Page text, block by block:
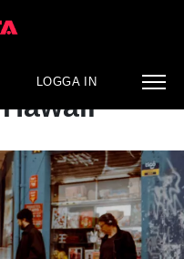
LOGGA IN
radio,